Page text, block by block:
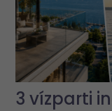
3 vízparti